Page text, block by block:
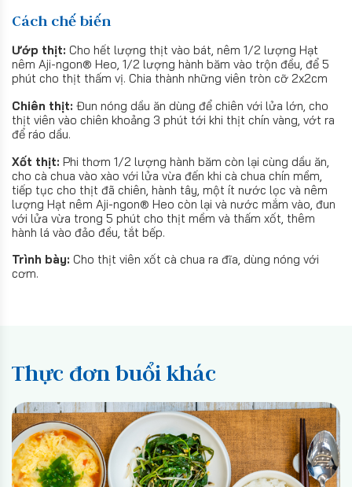
Cách chế biến
Ướp thịt: Cho hết lượng thịt vào bát, nêm 1/2 lượng Hạt
nêm Aji-ngon® Heo, 1/2 lượng hành băm vào trộn đều, để 5
phút cho thịt thấm vị. Chia thành những viên tròn cỡ 2x2cm
Chiên thịt: Đun nóng dầu ăn dùng để chiên với lửa lớn, cho
thịt viên vào chiên khoảng 3 phút tới khi thịt chín vàng, vớt ra
để ráo dầu.
Xốt thịt: Phi thơm 1/2 lượng hành băm còn lại cùng dầu ăn,
cho cà chua vào xào với lửa vừa đến khi cà chua chín mềm,
tiếp tục cho thịt đã chiên, hành tây, một ít nước lọc và nêm
lượng Hạt nêm Aji-ngon® Heo còn lại và nước mắm vào, đun
với lửa vừa trong 5 phút cho thịt mềm và thấm xốt, thêm
hành lá vào đảo đều, tắt bếp.
Trình bày: Cho thịt viên xốt cà chua ra đĩa, dùng nóng với
cơm.
Thực đơn buổi khác